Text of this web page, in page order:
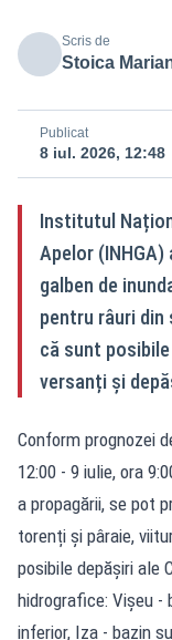
Scris de
Stoica
Publicat
8 iul. 2026, 12:48
Institutul
Apelor
galben de
pentru râuri din
că sunt
versanți și
Conform prognozei
12:00 - 9 iulie, ora
a propagării, se pot
torenți și pâraie,
posibile depășiri ale
hidrografice: Vișeu -
inferior, Iza - bazin